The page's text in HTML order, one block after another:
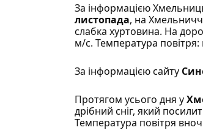
За інформацією
листопада, на
слабка хуртовина. На
м/с. Температура
За інформацією сайту
Протягом усього дня у
дрібний сніг, який
Температура повітря